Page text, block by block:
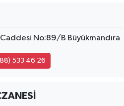
No:89/B Büyükmandıra
533 46 26